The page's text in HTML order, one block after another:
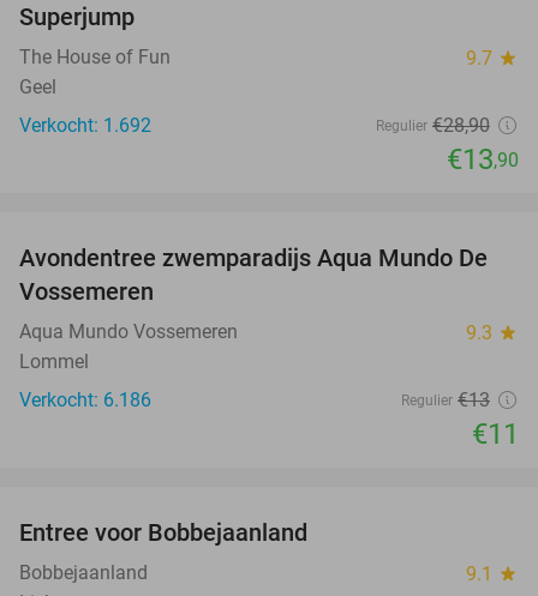
Superjump
The House of Fun 9.7 star
Geel
Verkocht: 1.692
Regulier €28,90
€13,90
15%
Avondentree zwemparadijs Aqua Mundo De
Vossemeren
Aqua Mundo Vossemeren 9.3 star
Lommel
Verkocht: 6.186
Regulier €13
€11
Entree voor Bobbejaanland
Bobbejaanland 9.1 star